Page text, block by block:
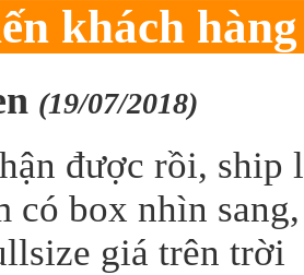
khách hàng
(19/07/2018)
được rồi, ship
có box nhìn
giá trên trời